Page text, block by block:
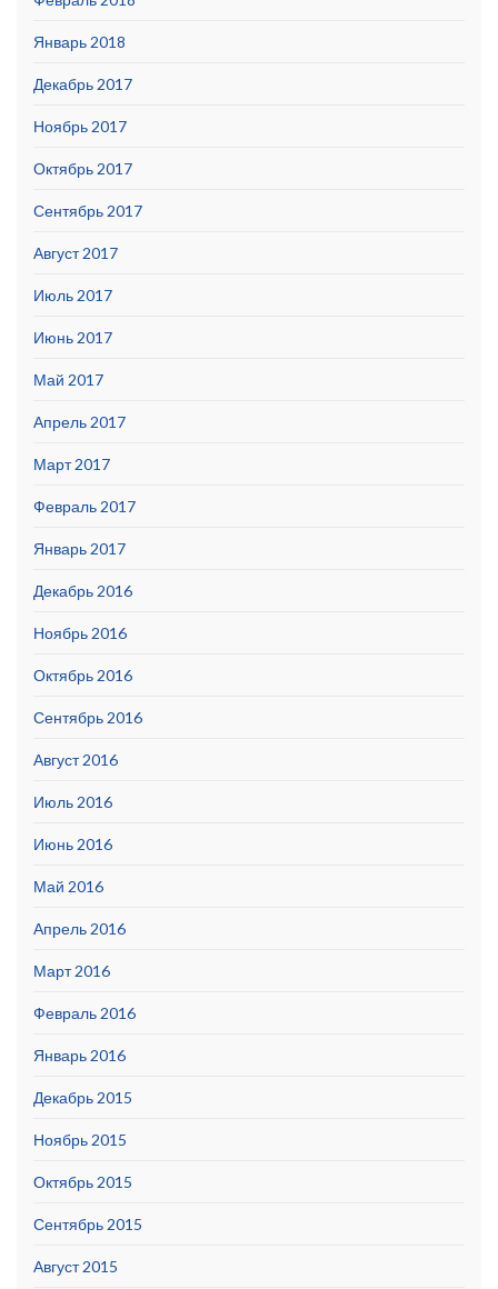
Январь 2018
Декабрь 2017
Ноябрь 2017
Октябрь 2017
Сентябрь 2017
Август 2017
Июль 2017
Июнь 2017
Май 2017
Апрель 2017
Март 2017
Февраль 2017
Январь 2017
Декабрь 2016
Ноябрь 2016
Октябрь 2016
Сентябрь 2016
Август 2016
Июль 2016
Июнь 2016
Май 2016
Апрель 2016
Март 2016
Февраль 2016
Январь 2016
Декабрь 2015
Ноябрь 2015
Октябрь 2015
Сентябрь 2015
Август 2015